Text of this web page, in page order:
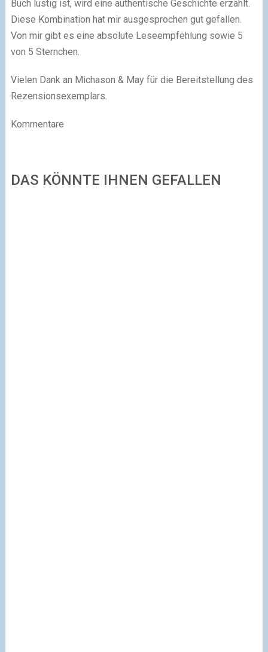
Buch lustig ist, wird eine authentische Geschichte erzählt.
Diese Kombination hat mir ausgesprochen gut gefallen.
Von mir gibt es eine absolute Leseempfehlung sowie 5
von 5 Sternchen.
Vielen Dank an Michason & May für die Bereitstellung des
Rezensionsexemplars.
Kommentare
DAS KÖNNTE IHNEN GEFALLEN